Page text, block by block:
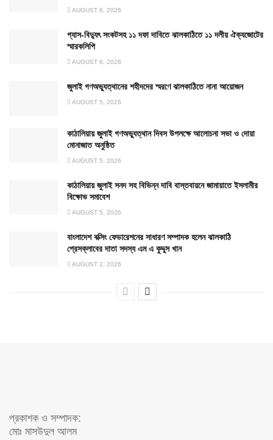
AUGUST 6, 2026
গ্যাস-বিদ্যুৎ সংকটসহ ১১ দফা দাবিতে ঝালকাঠিতে ১১ দলীয় ঐক্যজোটের
স্মারকলিপি
AUGUST 6, 2026
জুলাই গণঅভ্যুত্থানের শহীদদের স্মরণে ঝালকাঠিতে নানা আয়োজন
AUGUST 5, 2026
কাঠালিয়ায় জুলাই গণঅভ্যুত্থান দিবস উপলক্ষে আলোচনা সভা ও দোয়া
মোনাজাত অনুষ্ঠিত
AUGUST 5, 2026
কাঠালিয়ায় জুলাই সনদ সহ বিভিন্ন দাবি বাস্তবায়নে জামায়াতে ইসলামীর
বিক্ষোভ সমাবেশ
AUGUST 5, 2026
বাংলাদেশ বক্সিং ফেডারেশনের সাধারণ সম্পাদক হলেন ঝালকাঠি
প্রেসক্লাবের দাতা সদস্য এম এ কুদ্দুস খান
AUGUST 2, 2026
প্রকাশক ও সম্পাদক:
মোঃ মাসউদুল আলম